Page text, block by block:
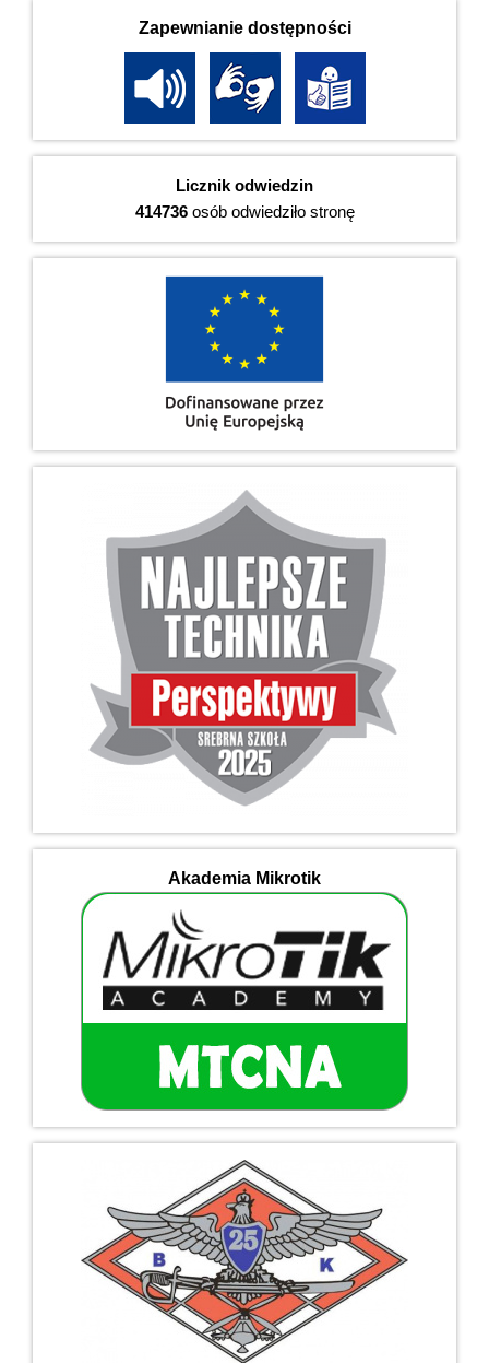
Zapewnianie dostępności
Licznik odwiedzin
414736osób odwiedziło stronę
Akademia Mikrotik